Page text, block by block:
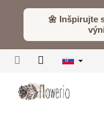
🌼 Inšpirujte